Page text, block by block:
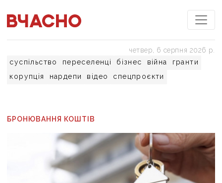
суспільство переселенці бізнес війна
гранти
корупція
нардепи відео спецпроєкти
четвер, 6 серпня 2026 р.
БРОНЮВАННЯ КОШТІВ